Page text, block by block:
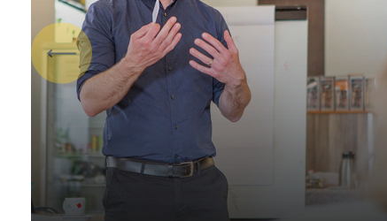
Cursussen en bijeenkomsten
Voor musea en erfgoedinstellingen
Vorige